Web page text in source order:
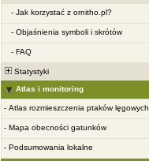
- Jak korzystać z ornitho.pl?
- Objaśnienia symboli i skrótów
- FAQ
Statystyki
Atlas i monitoring
- Atlas rozmieszczenia ptaków lęgowych
- Mapa obecności gatunków
- Podsumowania lokalne